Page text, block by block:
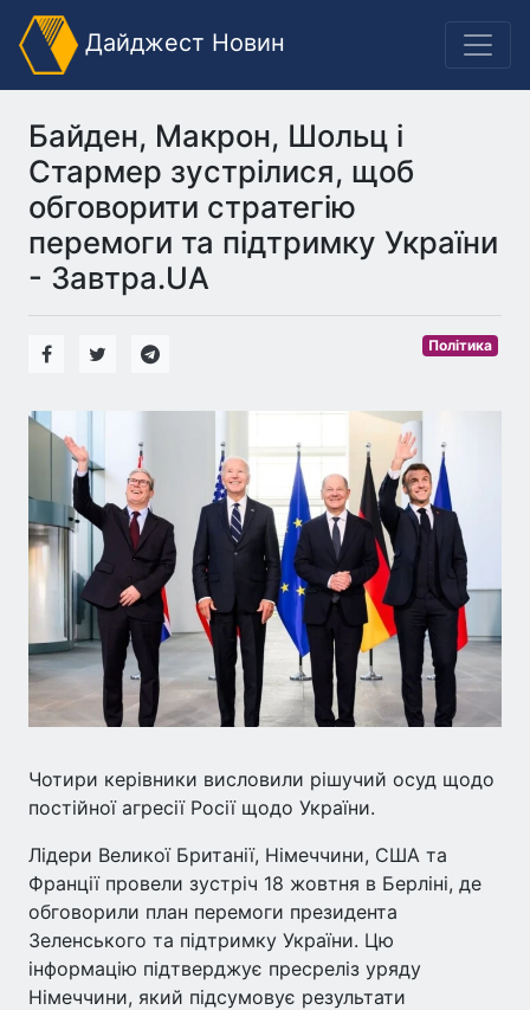
Дайджест Новин
Байден, Макрон, Шольц і
Стармер зустрілися, щоб
обговорити стратегію
перемоги та підтримку України
- Завтра.UA
Політика
Чотири керівники висловили рішучий осуд щодо
постійної агресії Росії щодо України.
Лідери Великої Британії, Німеччини, США та
Франції провели зустріч 18 жовтня в Берліні, де
обговорили план перемоги президента
Зеленського та підтримку України. Цю
інформацію підтверджує пресреліз уряду
Німеччини, який підсумовує результати